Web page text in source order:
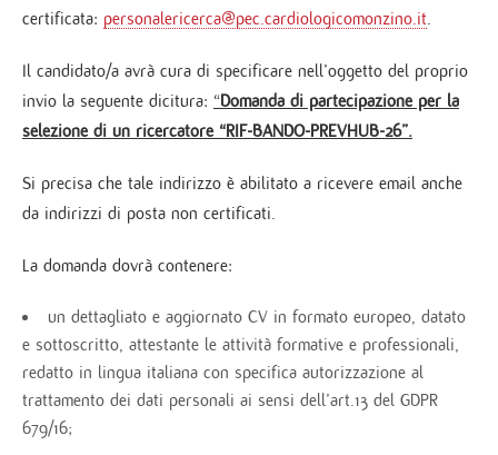
certificata: personalericerca@pec.cardiologicomonzino.it
Il candidato/a avrà cura di specificare nell’oggetto del proprio
invio la seguente dicitura: “Domanda di partecipazione per la
selezione di un ricercatore “RIF-BANDO-PREVHUB-26”.
Si precisa che tale indirizzo è abilitato a ricevere email anche
da indirizzi di posta non certificati.
La domanda dovrà contenere:
un dettagliato e aggiornato CV in formato europeo, datato
e sottoscritto, attestante le attività formative e professionali,
redatto in lingua italiana con specifica autorizzazione al
trattamento dei dati personali ai sensi dell’art.13 del GDPR
679/16;